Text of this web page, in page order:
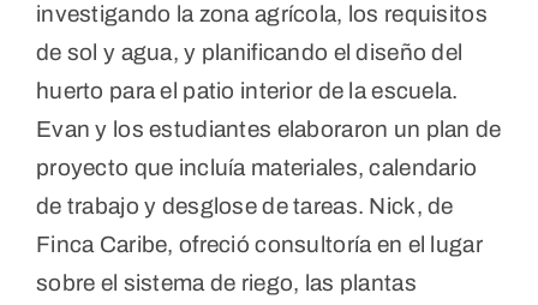
investigando la zona agrícola, los requisitos
de sol y agua, y planificando el diseño del
huerto para el patio interior de la escuela.
Evan y los estudiantes elaboraron un plan de
proyecto que incluía materiales, calendario
de trabajo y desglose de tareas. Nick, de
Finca Caribe, ofreció consultoría en el lugar
sobre el sistema de riego, las plantas